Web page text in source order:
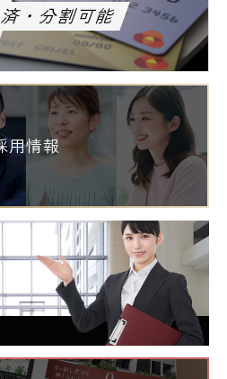
・分割可能
用情報